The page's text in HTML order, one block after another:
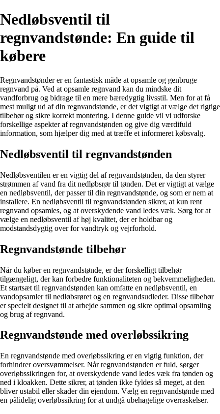
Nedløbsventil til
regnvandstønde: En guide til
købere
Regnvandstønder er en fantastisk måde at opsamle og genbruge
regnvand på. Ved at opsamle regnvand kan du mindske dit
vandforbrug og bidrage til en mere bæredygtig livsstil. Men for at få
mest muligt ud af din regnvandstønde, er det vigtigt at vælge det rigtige
tilbehør og sikre korrekt montering. I denne guide vil vi udforske
forskellige aspekter af regnvandstønden og give dig værdifuld
information, som hjælper dig med at træffe et informeret købsvalg.
Nedløbsventil til regnvandstønden
Nedløbsventilen er en vigtig del af regnvandstønden, da den styrer
strømmen af vand fra dit nedløbsrør til tønden. Det er vigtigt at vælge
en nedløbsventil, der passer til din regnvandstønde, og som er nem at
installere. En nedløbsventil til regnvandstønden sikrer, at kun rent
regnvand opsamles, og at overskydende vand ledes væk. Sørg for at
vælge en nedløbsventil af høj kvalitet, der er holdbar og
modstandsdygtig over for vandtryk og vejrforhold.
Regnvandstønde tilbehør
Når du køber en regnvandstønde, er der forskelligt tilbehør
tilgængeligt, der kan forbedre funktionaliteten og bekvemmeligheden.
Et startsæt til regnvandstønden kan omfatte en nedløbsventil, en
vandopsamler til nedløbsrøret og en regnvandsudleder. Disse tilbehør
er specielt designet til at arbejde sammen og sikre optimal opsamling
og brug af regnvand.
Regnvandstønde med overløbssikring
En regnvandstønde med overløbssikring er en vigtig funktion, der
forhindrer oversvømmelser. Når regnvandstønden er fuld, sørger
overløbssikringen for, at overskydende vand ledes væk fra tønden og
ned i kloakken. Dette sikrer, at tønden ikke fyldes så meget, at den
bliver ustabil eller skader din ejendom. Vælg en regnvandstønde med
en pålidelig overløbssikring for at undgå ubehagelige overraskelser.